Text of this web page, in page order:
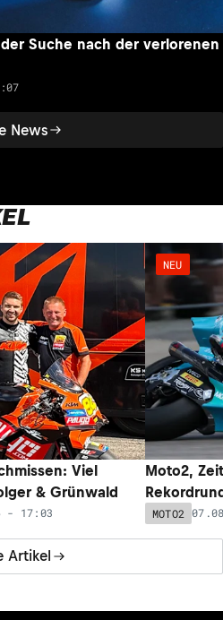
News
Suche nach der verlorenen
Artikel
Viel
& Grünwald
- 17:03
NEU
Moto2,
MOTO2